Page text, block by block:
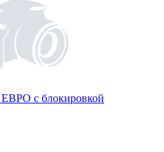
ЕВРО с блокировкой